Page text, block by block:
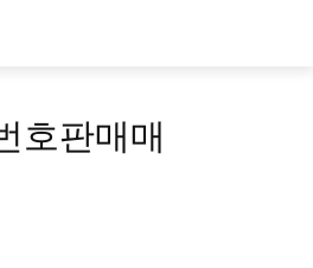
호판매매